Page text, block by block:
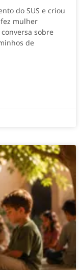
do SUS e criou
mulher
sobre
de